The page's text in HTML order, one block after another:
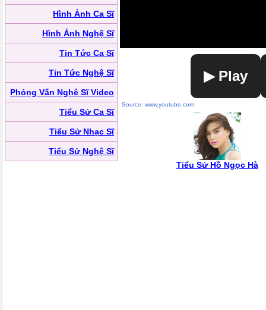
Hình Ảnh Ca Sĩ
Hình Ảnh Nghệ Sĩ
Tin Tức Ca Sĩ
Tin Tức Nghệ Sĩ
Phỏng Vấn Nghệ Sĩ Video
Tiểu Sử Ca Sĩ
Tiểu Sử Nhạc Sĩ
Tiểu Sử Nghệ Sĩ
▶ Play
Source: www.youtube.com
Tiểu Sử Hồ Ngọc Hà